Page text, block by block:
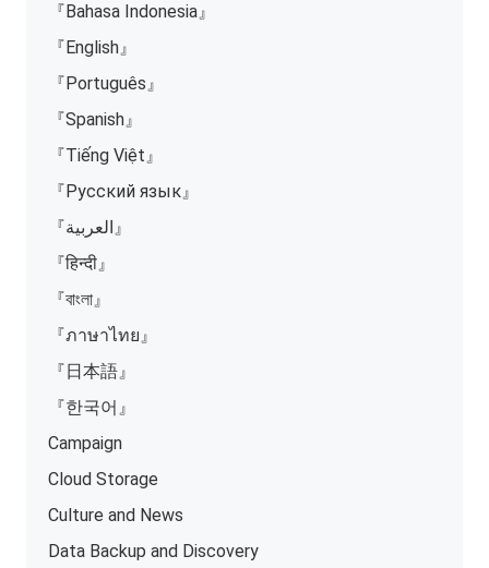
『Bahasa Indonesia』
『English』
『Português』
『Spanish』
『Tiếng Việt』
『Русский язык』
『العربية』
『हिन्दी』
『বাংলা』
『ภาษาไทย』
『日本語』
『한국어』
Campaign
Cloud Storage
Culture and News
Data Backup and Discovery